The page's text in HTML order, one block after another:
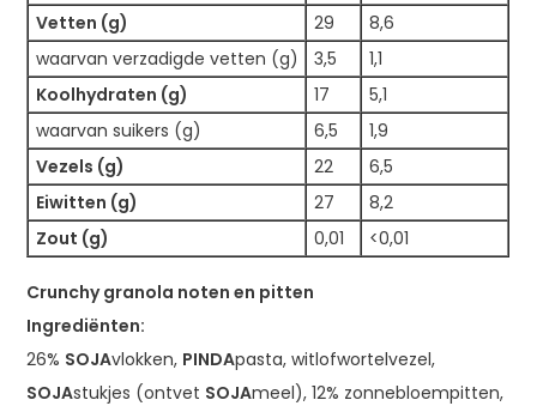
Vetten (g)
29
8,6
waarvan verzadigde vetten (g)
3,5
1,1
Koolhydraten (g)
17
5,1
waarvan suikers (g)
6,5
1,9
Vezels (g)
22
6,5
Eiwitten (g)
27
8,2
Zout (g)
0,01 <0,01
Crunchy granola noten en pitten
Ingrediënten:
26% SOJAvlokken, PINDApasta, witlofwortelvezel,
SOJAstukjes (ontvet SOJAmeel), 12% zonnebloempitten,